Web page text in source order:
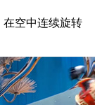
在空中连续旋转